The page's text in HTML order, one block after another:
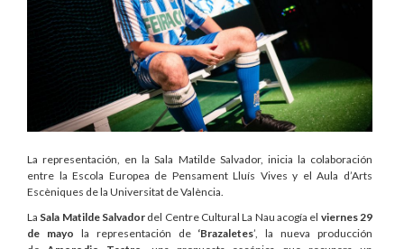
La representación, en la Sala Matilde Salvador, inicia la colaboración
entre la Escola Europea de Pensament Lluís Vives y el Aula d’Arts
Escèniques de la Universitat de València.
La Sala Matilde Salvador del Centre Cultural La Nau acogía el viernes 29
de mayo la representación de ‘Brazaletes’, la nueva producción